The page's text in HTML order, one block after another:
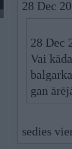
28 Dec
28 Dec
Vai
gan
sedies